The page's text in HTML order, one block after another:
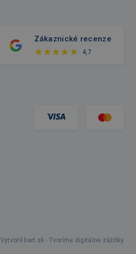
Zákaznické recenze
4,7
Vytvořil bart.sk - Tvoríme digitálne zážitky